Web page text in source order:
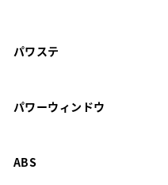
パワステ
パワーウィンドウ
ABS